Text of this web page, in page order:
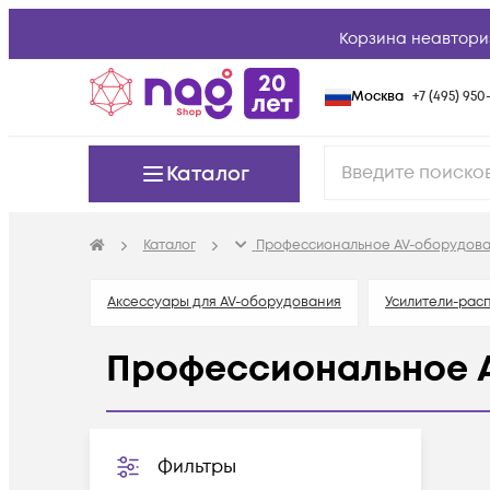
Корзина
Москва +7 (495) 950-
Каталог
Каталог Профессиональное AV-
Аксессуары для AV-оборудования Усилители-
Профессиональное
Фильтры